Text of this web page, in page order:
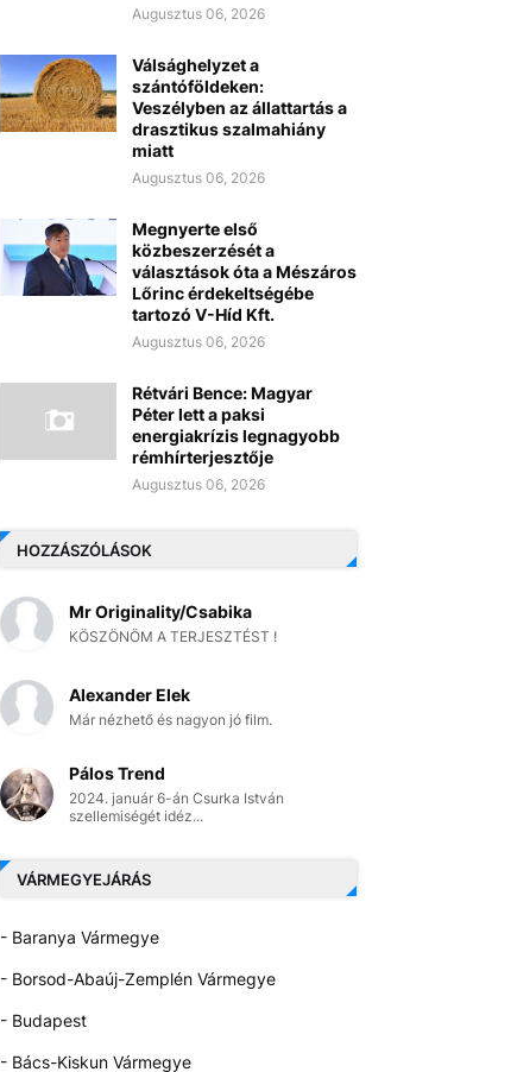
Augusztus 06, 2026
Válsághelyzet a
szántóföldeken:
Veszélyben az állattartás a
drasztikus szalmahiány
miatt
Augusztus 06, 2026
Megnyerte első
közbeszerzését a
választások óta a Mészáros
Lőrinc érdekeltségébe
tartozó V-Híd Kft.
Augusztus 06, 2026
Rétvári Bence: Magyar
Péter lett a paksi
energiakrízis legnagyobb
rémhírterjesztője
Augusztus 06, 2026
HOZZÁSZÓLÁSOK
Mr Originality/Csabika
KÖSZÖNÖM A TERJESZTÉST !
Alexander Elek
Már nézhető és nagyon jó film.
Pálos Trend
2024. január 6-án Csurka István
szellemiségét idéz...
VÁRMEGYEJÁRÁS
- Baranya Vármegye
- Borsod-Abaúj-Zemplén Vármegye
- Budapest
- Bács-Kiskun Vármegye